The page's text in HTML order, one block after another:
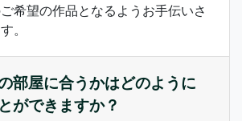
希望の作品となるようお手伝いさ
。
部屋に合うかはどのように
ができますか？